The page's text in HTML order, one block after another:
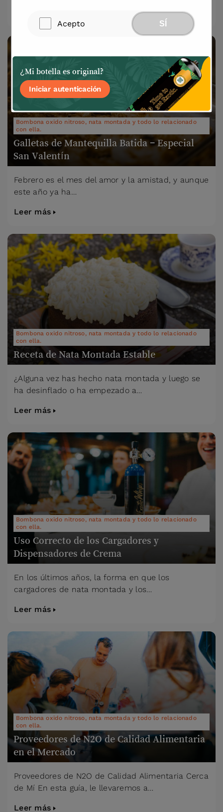
Bombona oxido nitroso, nata montada y todo lo relacionado
con ella.
Galletas de Mantequilla Batida – Especial
San Valentín
Febrero es el mes del amor y la amistad, y aunque
este año ya ha…
Leer más
Bombona oxido nitroso, nata montada y todo lo relacionado
con ella.
Receta de Nata Montada Estable
¿Alguna vez has hecho nata montada y luego se
ha desinflado o ha empezado a…
Leer más
Bombona oxido nitroso, nata montada y todo lo relacionado
con ella.
Uso Correcto de los Cargadores y
Dispensadores de Crema
En los últimos años, la forma en que los
cargadores de nata montada y los…
Leer más
Bombona oxido nitroso, nata montada y todo lo relacionado
con ella.
Proveedores de N2O de Calidad Alimentaria
en el Mercado
Proveedores de N2O de Calidad Alimentaria Cerca
de Mí En esta guía, le llevaremos a…
Leer más
Acepto SÍ
¿Mi botella es original?
Iniciar autenticación